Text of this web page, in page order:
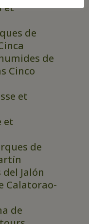
et
de
de
Cinco
et
et
de
Jalón
Calatorao-
de